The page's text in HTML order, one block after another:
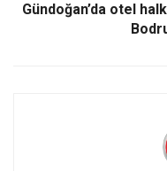
Gündoğan’da otel